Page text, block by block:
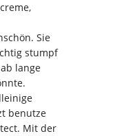
Sie
stumpf
lange
benutze
Mit der